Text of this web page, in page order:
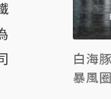
白海
暴風